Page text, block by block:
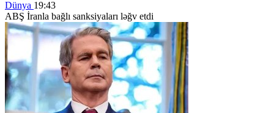
Dünya 19:43
ABŞ İranla bağlı sanksiyaları ləğv etdi